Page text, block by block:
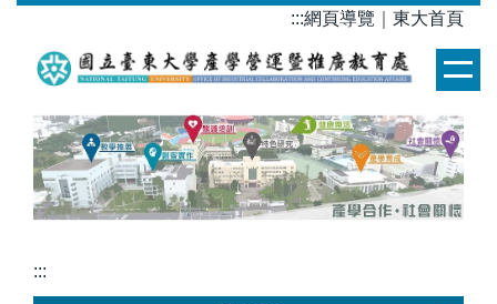
:::網頁導覽 東大首頁
:::